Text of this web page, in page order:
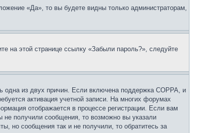
«Да», то вы будете видны только администраторам,
на этой странице ссылку «Забыли пароль?», следуйте
одна из двух причин. Если включена поддержка COPPA, и
активация учетной записи. На многих форумах
отображается в процессе регистрации. Если вам
не получили сообщения, то возможно вы указали
но сообщения так и не получили, то обратитесь за